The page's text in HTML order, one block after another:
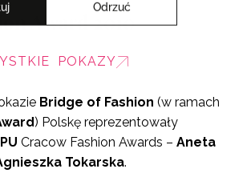
Odrzuć
Award 2010
POKAZY
Bridge of Fashion (w ramach
) Polskę reprezentowały
Cracow Fashion Awards – Aneta
Tokarska.